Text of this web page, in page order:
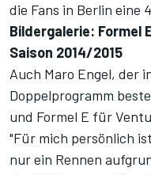
die Fans in Berlin eine
Bildergalerie: Formel
Saison 2014/2015
Auch Maro Engel, der
Doppelprogramm
und Formel E für
"Für mich persönlich
nur ein Rennen